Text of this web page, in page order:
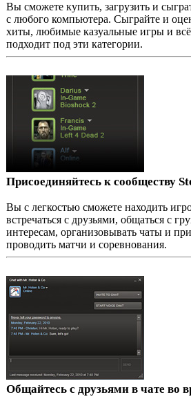
Вы сможете купить, загрузить и
с любого компьютера. Сыграйте и
хиты, любимые казуальные игры и всё
подходит под эти категории.
Присоединяйтесь к сообществу
Вы с легкостью сможете находить
встречаться с друзьями, общаться с
интересам, организовывать чаты и
проводить матчи и соревнования.
Общайтесь с друзьями в чате во